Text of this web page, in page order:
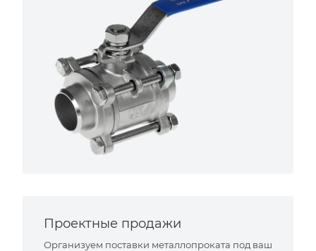
Проектные продажи
Организуем поставки металлопроката под ваш